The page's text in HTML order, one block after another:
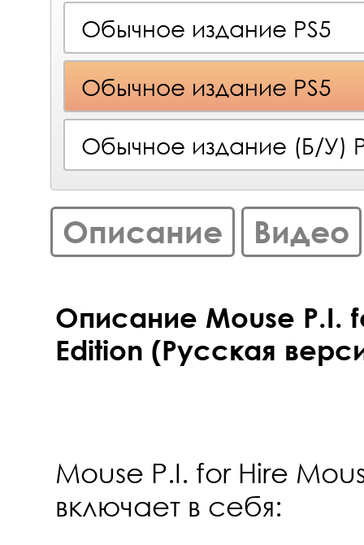
Обычное издание PS5
Обычное издание PS5
Обычное издание (Б/У)
Описание Видео
Описание Mouse P.I.
Edition (Русская
Mouse P.I. for Hire
включает в себя: